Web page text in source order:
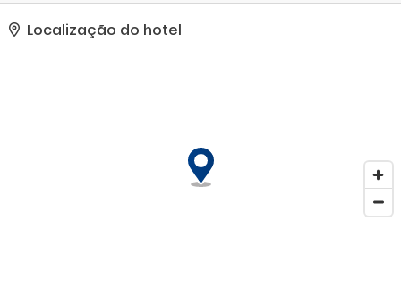
uma seleção de lojas, discotecas, restaurantes e bares. Nas
proximidades encontram-se ligações à rede de transportes
públicos. Este hotel oferece aos hóspedes um ótimo cenário a
convidados a desfrutar de um delicioso pequeno-almoço, de
manhã, para um excelente começo de dia.
Localização do hotel